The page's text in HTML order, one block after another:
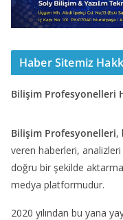
Haber Sitemiz
Bilişim Profesyonelleri
Bilişim Profesyonelleri,
veren haberleri, analizleri
doğru bir şekilde
medya platformudur.
2020 yılından bu yana